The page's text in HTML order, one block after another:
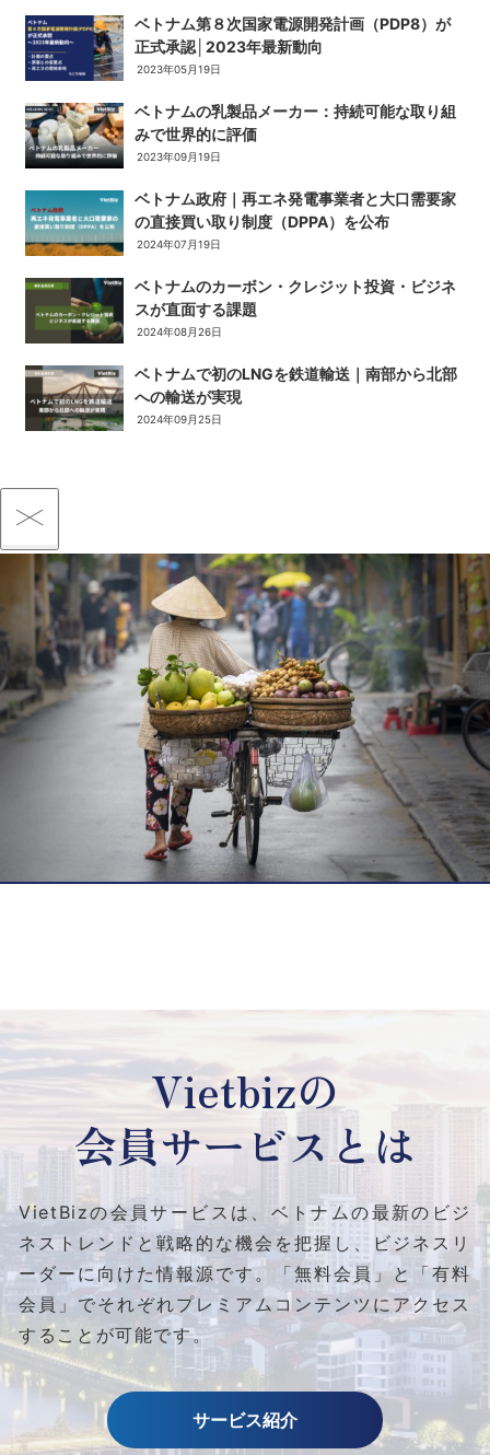
ベトナム第８次国家電源開発計画（PDP8）が
正式承認│2023年最新動向
2023年05月19日
ベトナムの乳製品メーカー：持続可能な取り組
みで世界的に評価
2023年09月19日
ベトナム政府｜再エネ発電事業者と大口需要家
の直接買い取り制度（DPPA）を公布
2024年07月19日
ベトナムのカーボン・クレジット投資・ビジネ
スが直面する課題
2024年08月26日
ベトナムで初のLNGを鉄道輸送｜南部から北部
への輸送が実現
2024年09月25日
Vietbizの
会員サービスとは
VietBizの会員サービスは、ベトナムの最新のビジ
ネストレンドと戦略的な機会を把握し、ビジネスリ
ーダーに向けた情報源です。
「無料会員」と「有料
会員」でそれぞれプレミアムコンテンツにアクセス
することが可能です。
サービス紹介